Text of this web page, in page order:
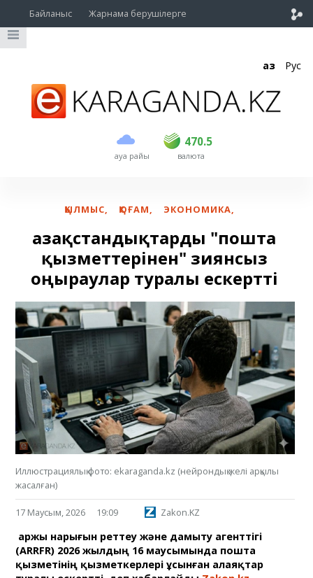
Байланыс Жарнама берушілерге
Қаз Рус
ауа райы
470.5
USD 468.5 470.5
EUR валюта
ҚЫЛМЫС, ҚОҒАМ, ЭКОНОМИКА,
Қазақстандықтарды "пошта
қызметтерінен" зиянсыз
Қоңыраулар туралы ескертті
Иллюстрациялық фото: ekaraganda.kz (нейрондық желі арқылы
жасалған)
17 Маусым, 2026 19:09 Zakon.KZ
Қаржы нарығын реттеу және дамыту агенттігі
(ARRFR) 2026 жылдың 16 маусымында пошта
қызметінің қызметкерлері ұсынған алаяқтар